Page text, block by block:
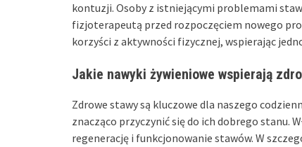
kontuzji. Osoby z istniejącymi problemami
fizjoterapeutą przed rozpoczęciem nowego
korzyści z aktywności fizycznej, wspierając
Jakie nawyki żywieniowe wspierają
Zdrowe stawy są kluczowe dla naszego
znacząco przyczynić się do ich dobrego stanu.
regenerację i funkcjonowanie stawów. W